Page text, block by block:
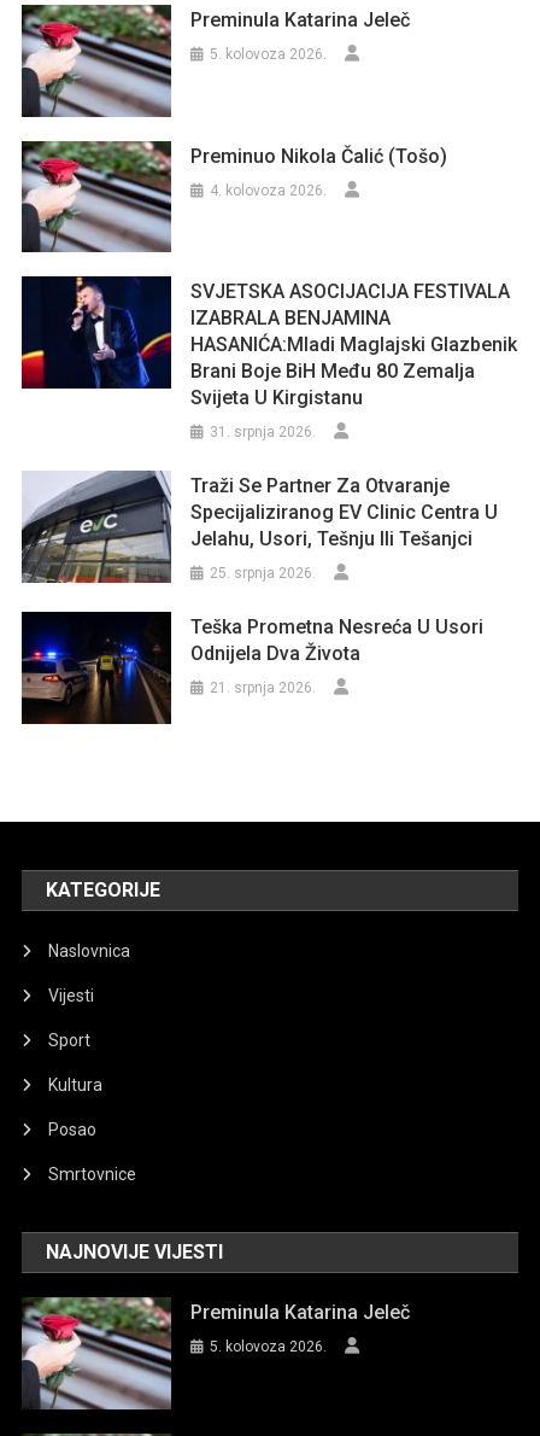
Preminula Katarina Jeleč
5. kolovoza 2026.
Preminuo Nikola Čalić (Tošo)
4. kolovoza 2026.
SVJETSKA ASOCIJACIJA FESTIVALA
IZABRALA BENJAMINA
HASANIĆA:Mladi Maglajski Glazbenik
Brani Boje BiH Među 80 Zemalja
Svijeta U Kirgistanu
31. srpnja 2026.
Traži Se Partner Za Otvaranje
Specijaliziranog EV Clinic Centra U
Jelahu, Usori, Tešnju Ili Tešanjci
25. srpnja 2026.
Teška Prometna Nesreća U Usori
Odnijela Dva Života
21. srpnja 2026.
KATEGORIJE
Naslovnica
Vijesti
Sport
Kultura
Posao
Smrtovnice
NAJNOVIJE VIJESTI
Preminula Katarina Jeleč
5. kolovoza 2026.